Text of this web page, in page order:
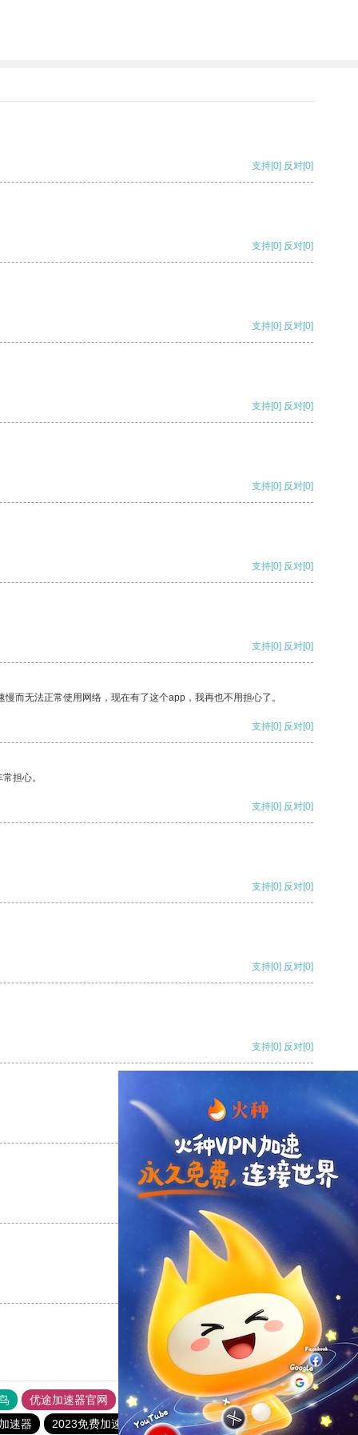
支持[0] 反对[0]
支持[0] 反对[0]
支持[0] 反对[0]
支持[0] 反对[0]
支持[0] 反对[0]
支持[0] 反对[0]
支持[0] 反对[0]
而无法正常使用网络，现在有了这个app，我再也不用担心了。
支持[0] 反对[0]
担心。
支持[0] 反对[0]
支持[0] 反对[0]
支持[0] 反对[0]
支持[0] 反对[0]
反对
反对[0]
优途加速器官网 风驰加速器 旋风加速器
八戒看书
速器 2023免费加速神器 快连vp加速器